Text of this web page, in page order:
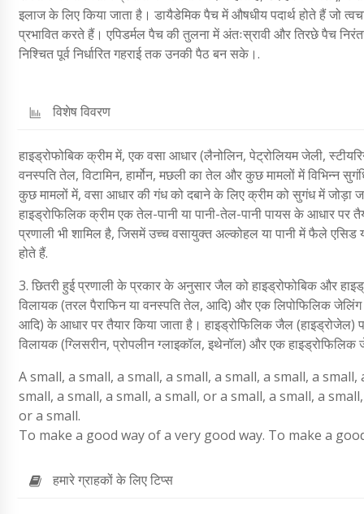
इलाज के लिए किया जाता है। डायैडेमिक पैच में औषधीय पदार्थ होते हैं जो
प्रभावित करते हैं। एपिडर्मल पैच की तुलना में अंतःस्रावी और तिरछे पैच
निश्चित पूर्व निर्धारित गहराई तक उनकी पैठ बन सके।.
विशेष विवरण
हाइड्रोफोबिक क्रीम में, एक वसा आधार (लैनोलिन, पेट्रोलियम जेली,
वनस्पति तेल, विटामिन, हार्मोन, मछली का तेल और कुछ मामलों में विभिन्न
कुछ मामलों में, वसा आधार की गंध को दबाने के लिए क्रीम को सुगंध में जोड़ा
हाइड्रोफिलिक क्रीम एक तेल-पानी या पानी-तेल-पानी पायस के आधार पर
प्रणाली भी शामिल है, जिसमें उच्च वसायुक्त अल्कोहल या पानी में फैले एसिड
होते हैं.
3. छितरी हुई प्रणाली के प्रकार के अनुसार जैल को हाइड्रोफोबिक और
विलायक (तरल पैराफिन या वनस्पति तेल, आदि) और एक लिपोफिलिक
आदि) के आधार पर तैयार किया जाता है। हाइड्रोफिलिक जैल (हाइड्रोजेल)
विलायक (ग्लिसरीन, प्रोपलीन ग्लाइकॉल, इथेनॉल) और एक हाइड्रोफिलिक
A small, a small, a small, a small, a small, a small, a
small, a small, a small, a small, or a small, a small, a
or a small.
To make a good way of a very good way. To make a
हमारे ग्राहकों के लिए टिप्स